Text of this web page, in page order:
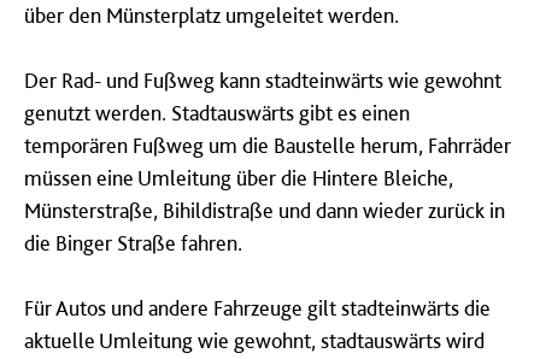
über den Münsterplatz umgeleitet werden.
Der Rad- und Fußweg kann stadteinwärts wie gewohnt
genutzt werden. Stadtauswärts gibt es einen
temporären Fußweg um die Baustelle herum, Fahrräder
müssen eine Umleitung über die Hintere Bleiche,
Münsterstraße, Bihildistraße und dann wieder zurück in
die Binger Straße fahren.
Für Autos und andere Fahrzeuge gilt stadteinwärts die
aktuelle Umleitung wie gewohnt, stadtauswärts wird